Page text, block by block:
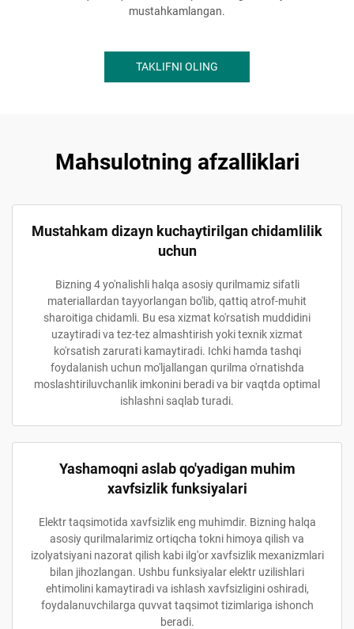
mustahkamlangan.
TAKLIFNI OLING
Mahsulotning afzalliklari
Mustahkam dizayn kuchaytirilgan chidamlilik
uchun
Bizning 4 yo'nalishli halqa asosiy qurilmamiz sifatli
materiallardan tayyorlangan bo'lib, qattiq atrof-muhit
sharoitiga chidamli. Bu esa xizmat ko'rsatish muddidini
uzaytiradi va tez-tez almashtirish yoki texnik xizmat
ko'rsatish zarurati kamaytiradi. Ichki hamda tashqi
foydalanish uchun mo'ljallangan qurilma o'rnatishda
moslashtiriluvchanlik imkonini beradi va bir vaqtda optimal
ishlashni saqlab turadi.
Yashamoqni aslab qo'yadigan muhim
xavfsizlik funksiyalari
Elektr taqsimotida xavfsizlik eng muhimdir. Bizning halqa
asosiy qurilmalarimiz ortiqcha tokni himoya qilish va
izolyatsiyani nazorat qilish kabi ilg'or xavfsizlik mexanizmlari
bilan jihozlangan. Ushbu funksiyalar elektr uzilishlari
ehtimolini kamaytiradi va ishlash xavfsizligini oshiradi,
foydalanuvchilarga quvvat taqsimot tizimlariga ishonch
beradi.